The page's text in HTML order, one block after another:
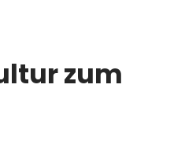
zum